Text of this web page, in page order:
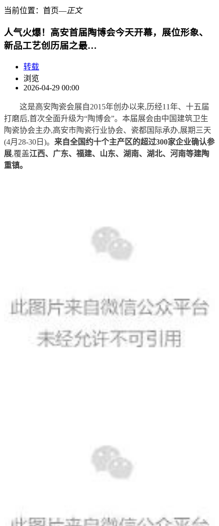
当前位置： 首页―正文
人气火爆！高安首届陶博会今天开幕，展位形象、
新品工艺创历届之最…
转载
浏览
2026-04-29 00:00
这是高安陶瓷会展自2015年创办以来,历经11年、十五届
打磨后,首次全面升级为“陶博会”。本届展会由中国建筑卫生
陶瓷协会主办,高安市陶瓷行业协会、瓷都国际承办,展期三天
(4月28-30日)。 来自全国约十个主产区的超过300家企业确认参
展,覆盖江西、广东、福建、山东、湖南、湖北、河南等建陶
重镇。